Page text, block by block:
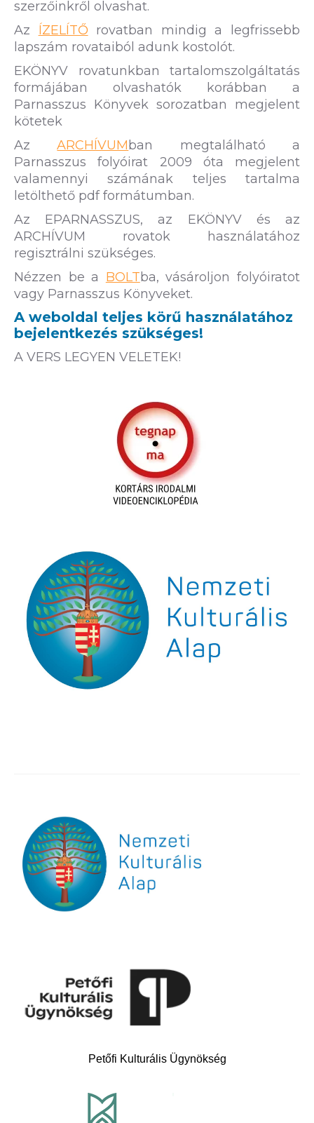
szerzőinkről olvashat.
Az ÍZELÍTŐrovatban mindig a legfrissebb
lapszám rovataiból adunk kostolót.
EKÖNYV rovatunkban tartalomszolgáltatás
formájában olvashatók korábban a
Parnasszus Könyvek sorozatban megjelent
kötetek
AzARCHÍVUMban megtalálható a
Parnasszus folyóirat 2009 óta megjelent
valamennyi számának teljes tartalma
letölthető pdf formátumban.
Az EPARNASSZUS, az EKÖNYV és az
ARCHÍVUM rovatok használatához
regisztrálni szükséges.
Nézzen be a BOLTba, vásároljon folyóiratot
vagy Parnasszus Könyveket.
A weboldal teljes körű használatához
bejelentkezés szükséges!
A VERS LEGYEN VELETEK!
Petőfi Kulturális Ügynökség